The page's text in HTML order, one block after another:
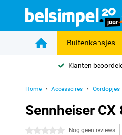
Buitenkansjes
Klanten
Home Accessoires Oordopjes
Sennheiser CX
0 sterren Nog geen reviews